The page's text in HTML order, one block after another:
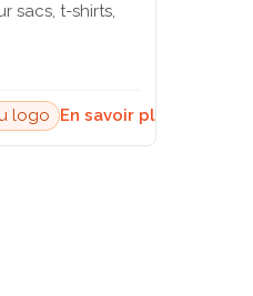
sacs, t-shirts,
logo En savoir plus →